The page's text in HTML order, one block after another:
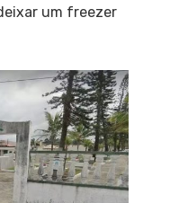
um freezer